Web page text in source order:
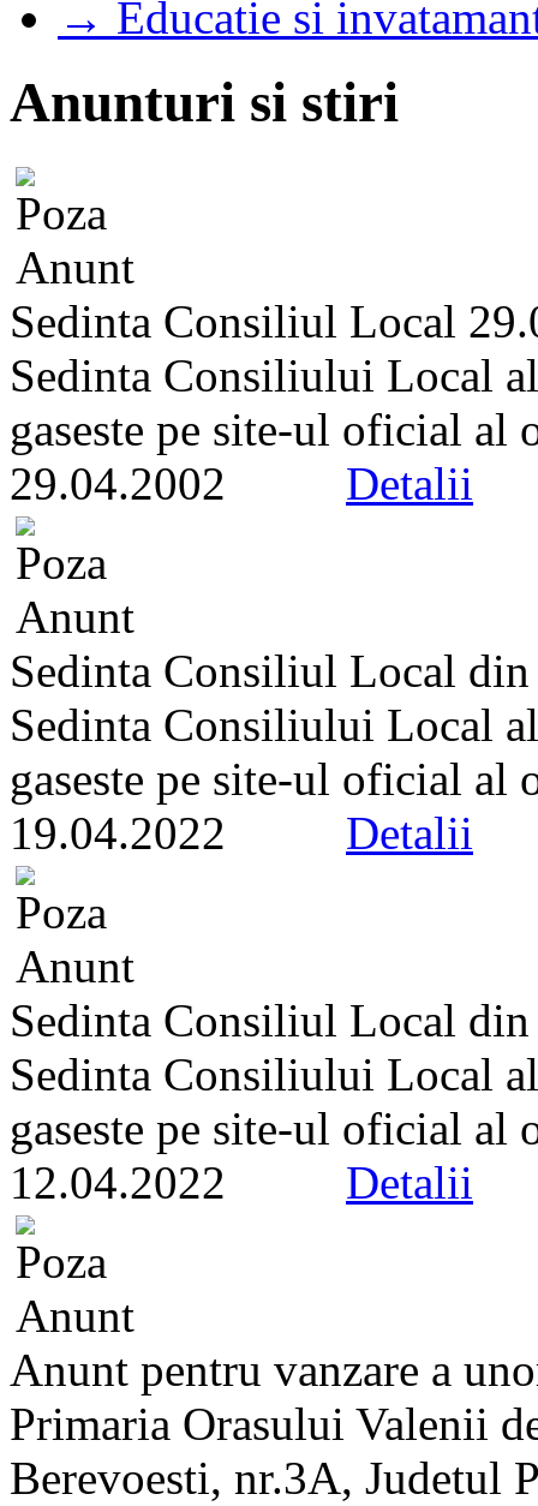
→ Educatie si
Anunturi si stiri
Sedinta Consiliul Local
Sedinta Consiliului Local
gaseste pe site-ul oficial al
29.04.2002 Detalii
Sedinta Consiliul Local
Sedinta Consiliului Local
gaseste pe site-ul oficial al
19.04.2022 Detalii
Sedinta Consiliul Local
Sedinta Consiliului Local
gaseste pe site-ul oficial al
12.04.2022 Detalii
Anunt pentru vanzare a
Primaria Orasului Valenii
Berevoesti, nr.3A, Judetul